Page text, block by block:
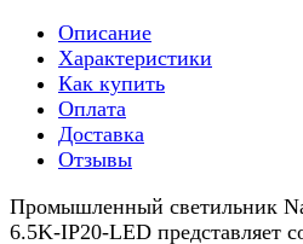
Описание
Характеристики
Как купить
Оплата
Доставка
Отзывы
Промышленный светильник
6.5K-IP20-LED представляет